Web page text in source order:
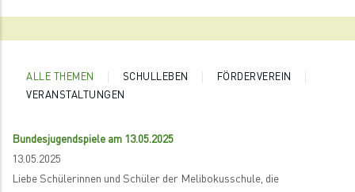
ALLE THEMEN SCHULLEBEN
FÖRDERVEREIN
VERANSTALTUNGEN
Bundesjugendspiele am 13.05.2025
13.05.2025
Liebe Schülerinnen und Schüler der Melibokusschule, die